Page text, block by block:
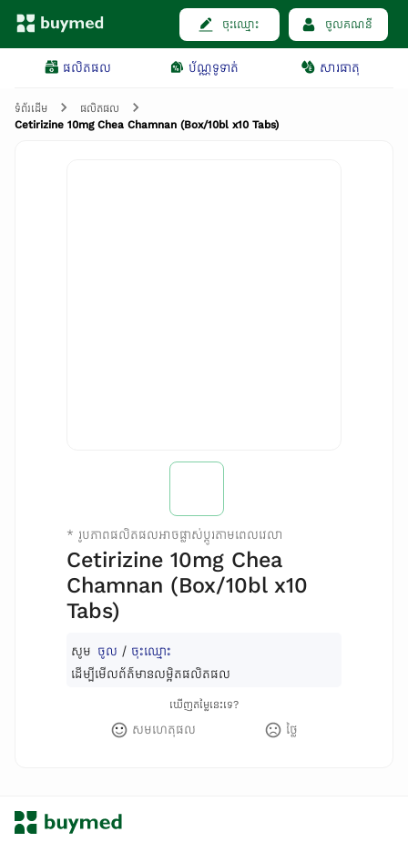
ចុះឈ្មោះ ចូលគណនី
ផលិតផល ប័ណ្ណទូទាត់ សារធាតុ
ទំព័រដើម
ផលិតផល
Cetirizine 10mg Chea Chamnan (Box/10bl x10 Tabs)
* រូបភាពផលិតផលអាចផ្លាស់ប្តូរតាមពេលវេលា
Cetirizine 10mg Chea
Chamnan (Box/10bl x10
Tabs)
សូម ចូល / ចុះឈ្មោះ
ដើម្បីមើលព័ត៌មានលម្អិតផលិតផល
ឃើញតម្លៃនេះទេ?
សមហេតុផល ថ្លៃ